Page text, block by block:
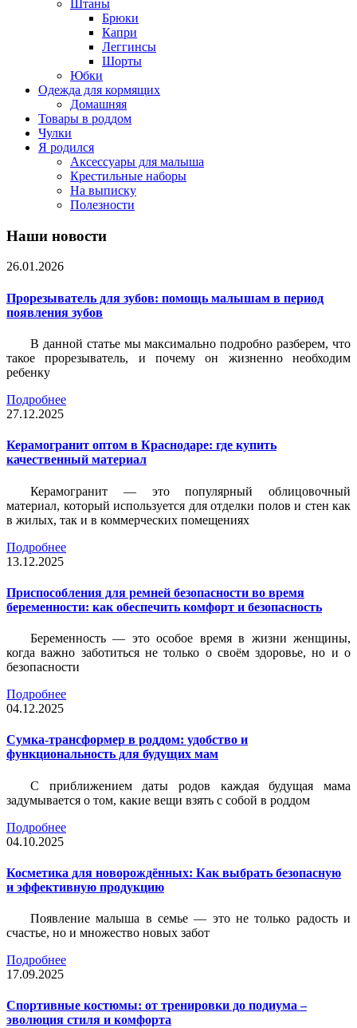
Штаны
Брюки
Капри
Леггинсы
Шорты
Юбки
Одежда для кормящих
Домашняя
Товары в роддом
Чулки
Я родился
Аксессуары для малыша
Крестильные наборы
На выписку
Полезности
Наши новости
26.01.2026
Прорезыватель для зубов: помощь малышам в период
появления зубов
В данной статье мы максимально подробно разберем, что
такое прорезыватель, и почему он жизненно необходим
ребенку
Подробнее
27.12.2025
Керамогранит оптом в Краснодаре: где купить
качественный материал
Керамогранит — это популярный облицовочный
материал, который используется для отделки полов и стен как
в жилых, так и в коммерческих помещениях
Подробнее
13.12.2025
Приспособления для ремней безопасности во время
беременности: как обеспечить комфорт и безопасность
Беременность — это особое время в жизни женщины,
когда важно заботиться не только о своём здоровье, но и о
безопасности
Подробнее
04.12.2025
Сумка-трансформер в роддом: удобство и
функциональность для будущих мам
С приближением даты родов каждая будущая мама
задумывается о том, какие вещи взять с собой в роддом
Подробнее
04.10.2025
Косметика для новорождённых: Как выбрать безопасную
и эффективную продукцию
Появление малыша в семье — это не только радость и
счастье, но и множество новых забот
Подробнее
17.09.2025
Спортивные костюмы: от тренировки до подиума –
эволюция стиля и комфорта